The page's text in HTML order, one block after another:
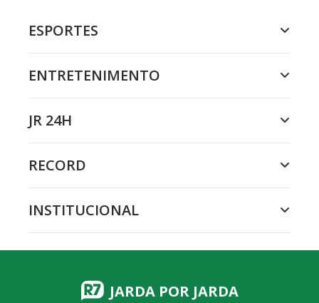
ESPORTES
ENTRETENIMENTO
JR 24H
RECORD
INSTITUCIONAL
JARDA POR JARDA